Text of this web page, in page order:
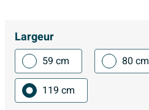
Largeur
59 cm 80 cm
119 cm